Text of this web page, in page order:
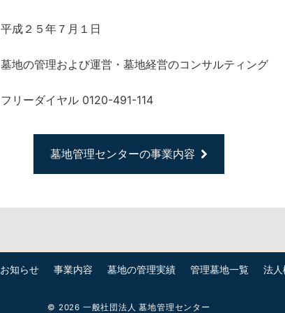
平成２５年７月１日
墓地の管理および運営・墓地経営のコンサルティング
フリーダイヤル 0120-491-114
墓地管理センターの事業内容
お知らせ 事業内容 墓地の管理実績 管理墓地一覧 法人
© 2026 一般社団法人 墓地管理センター